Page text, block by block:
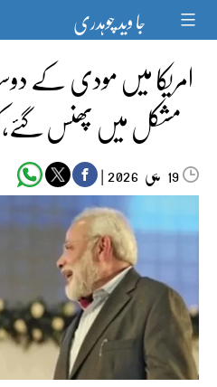
content جا وید چوہدری
امریکا میں مودی کے
مشکل میں پھنس
19 مئی‬‮ |